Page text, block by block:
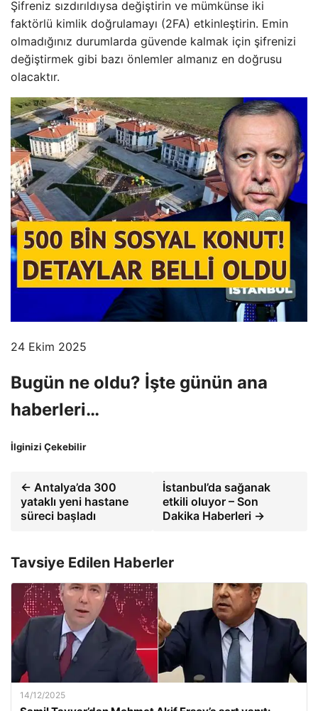
Şifreniz sızdırıldıysa değiştirin ve mümkünse iki
faktörlü kimlik doğrulamayı (2FA) etkinleştirin. Emin
olmadığınız durumlarda güvende kalmak için şifrenizi
değiştirmek gibi bazı önlemler almanız en doğrusu
olacaktır.
24 Ekim 2025
Bugün ne oldu? İşte günün ana
haberleri…
İlginizi Çekebilir
← Antalya’da 300
yataklı yeni hastane
süreci başladı
İstanbul’da sağanak
etkili oluyor – Son
Dakika Haberleri →
Tavsiye Edilen Haberler
14/12/2025